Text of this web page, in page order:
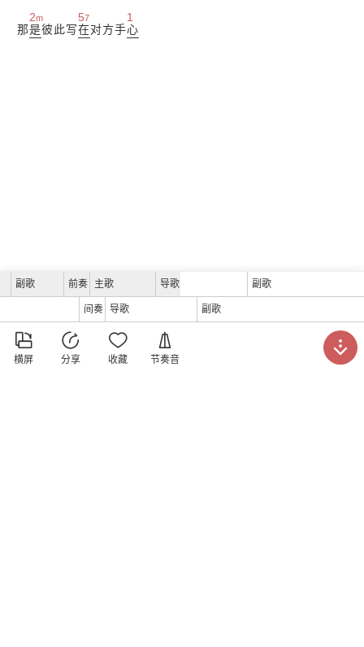
那
2m
是彼此写
57
在对方手
1
心
副歌 前奏 主歌 导歌 副歌
间奏 导歌 副歌

横屏

分享

收藏

节奏音
